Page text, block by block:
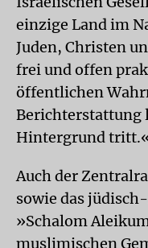
einzige Land im
Juden, Christen
frei und offen
öffentlichen
Berichterstattung
Hintergrund
Auch der
sowie das
»Schalom
muslimischen